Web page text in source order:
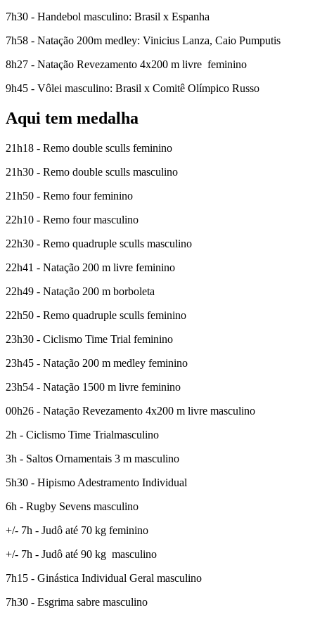
7h30 - Handebol masculino: Brasil x Espanha
7h58 - Natação 200m medley: Vinicius Lanza, Caio Pumputis
8h27 - Natação Revezamento 4x200 m livre feminino
9h45 - Vôlei masculino: Brasil x Comitê Olímpico Russo
Aqui tem medalha
21h18 - Remo double sculls feminino
21h30 - Remo double sculls masculino
21h50 - Remo four feminino
22h10 - Remo four masculino
22h30 - Remo quadruple sculls masculino
22h41 - Natação 200 m livre feminino
22h49 - Natação 200 m borboleta
22h50 - Remo quadruple sculls feminino
23h30 - Ciclismo Time Trial feminino
23h45 - Natação 200 m medley feminino
23h54 - Natação 1500 m livre feminino
00h26 - Natação Revezamento 4x200 m livre masculino
2h - Ciclismo Time Trialmasculino
3h - Saltos Ornamentais 3 m masculino
5h30 - Hipismo Adestramento Individual
6h - Rugby Sevens masculino
+/- 7h - Judô até 70 kg feminino
+/- 7h - Judô até 90 kg masculino
7h15 - Ginástica Individual Geral masculino
7h30 - Esgrima sabre masculino